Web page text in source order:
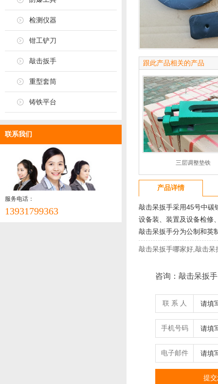
检测仪器
钳工铲刀
敲击扳手
重型套筒
铸铁平台
联系我们
服务电话：
13931799363
跟此产品相关的产品
三层调整垫铁
产品详情
敲击呆扳手采用45号中碳
设备装、装置及设备检修
敲击呆扳手分为公制和英
敲击呆扳手哪家好,敲击
咨询：敲击呆扳手
联 系 人
手机号码
电子邮件